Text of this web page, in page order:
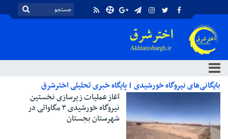
بایگانی‌های نیروگاه خورشیدی | پایگاه خبری تحلیلی اخترشرق
آغاز عملیات زیرسازی نخستین
نیروگاه خورشیدی ۳ مگاواتی در
شهرستان بجستان